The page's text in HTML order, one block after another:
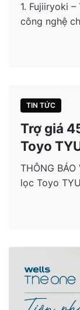
1. Fujiiryoki
công nghệ
TIN TỨC
Trợ giá
Toyo
THÔNG
lọc Toyo